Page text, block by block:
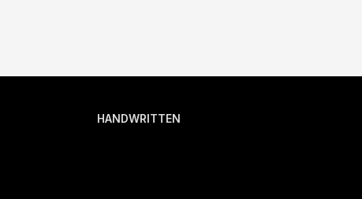
HANDWRITTEN